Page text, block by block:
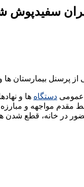
سفیدپوش
پرسنل بیمارستان ها
عمومی دستگاه ها و
مقدم مواجهه و مبارزه با
در خانه، قطع شدن